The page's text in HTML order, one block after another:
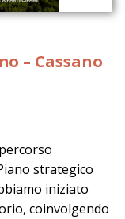
– Cassano
strategico
iniziato
coinvolgendo